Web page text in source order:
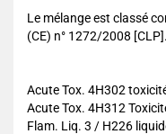
Le mélange est classé
(CE) n° 1272/2008 [CLP].
Acute Tox. 4H302
Acute Tox. 4H312
Flam. Liq. 3 / H226